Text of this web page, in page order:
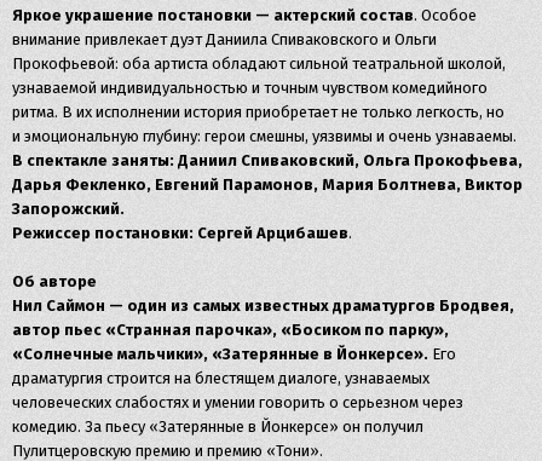
Яркое украшение постановки — актерский состав. Особое
внимание привлекает дуэт Даниила Спиваковского и Ольги
Прокофьевой: оба артиста обладают сильной театральной школой,
узнаваемой индивидуальностью и точным чувством комедийного
ритма. В их исполнении история приобретает не только легкость, но
и эмоциональную глубину: герои смешны, уязвимы и очень узнаваемы.
В спектакле заняты: Даниил Спиваковский, Ольга Прокофьева,
Дарья Фекленко, Евгений Парамонов, Мария Болтнева, Виктор
Запорожский.
Режиссер постановки: Сергей Арцибашев.
Об авторе
Нил Саймон — один из самых известных драматургов Бродвея,
автор пьес «Странная парочка», «Босиком по парку»,
«Солнечные мальчики», «Затерянные в Йонкерсе». Его
драматургия строится на блестящем диалоге, узнаваемых
человеческих слабостях и умении говорить о серьезном через
комедию. За пьесу «Затерянные в Йонкерсе» он получил
Пулитцеровскую премию и премию «Тони».